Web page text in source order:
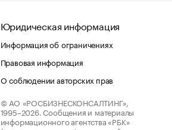
Юридическая информация
Информация об ограничениях
Правовая информация
О соблюдении авторских прав
© АО «РОСБИЗНЕСКОНСАЛТИНГ»,
1995–2026. Сообщения и материалы
информационного агентства «РБК»